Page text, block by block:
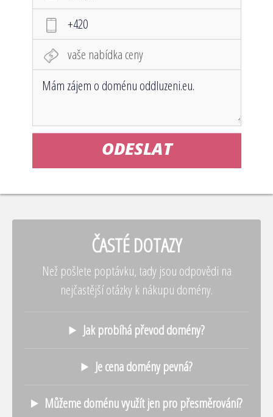
ODESLAT
ČASTÉ DOTAZY
Než pošlete poptávku, tady jsou odpovědi na
nejčastější otázky k nákupu domény.
Jak probíhá převod domény?
Je cena domény pevná?
Můžeme doménu využít jen pro přesměrování?